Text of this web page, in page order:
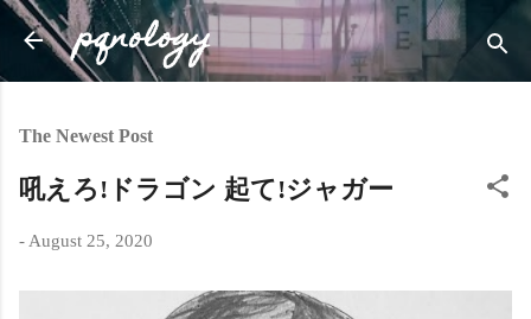
Skip to main content
pqnology
The Newest Post
吼えろ!ドラゴン 起て!ジャガー
- August 25, 2020